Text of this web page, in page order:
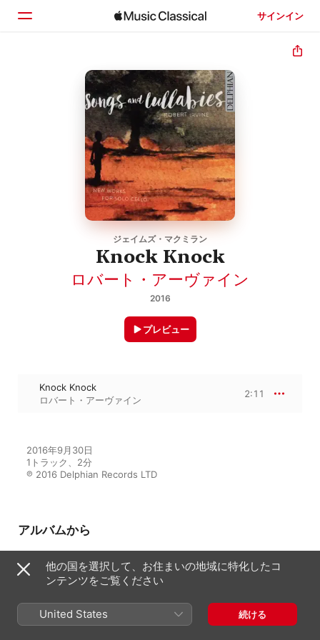
サインイン
見つける
ジェイムズ・マクミラン
Knock Knock
ロバート・アーヴァイン
2016
プレビュー
Knock Knock
ロバート・アーヴァイン
2:11
2016年9月30日
1トラック、2分
℗ 2016 Delphian Records LTD
アルバムから
Songs and Lullabies: New Works
ロバート・アーヴァイン
他の国を選択して、お住まいの地域に特化したコ
ンテンツをご覧ください
United States 続ける